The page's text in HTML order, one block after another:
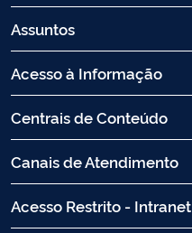
Assuntos
Acesso à Informação
Centrais de Conteúdo
Canais de Atendimento
Acesso Restrito - Intranet